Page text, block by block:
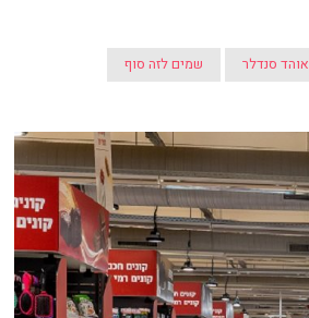
אוהד סנדלר שמים לזה סוף